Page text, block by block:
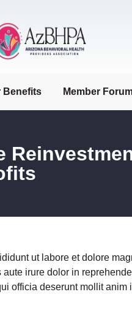
Benefits Member
ut labore et dolore
irure dolor in
officia deserunt mollit anim